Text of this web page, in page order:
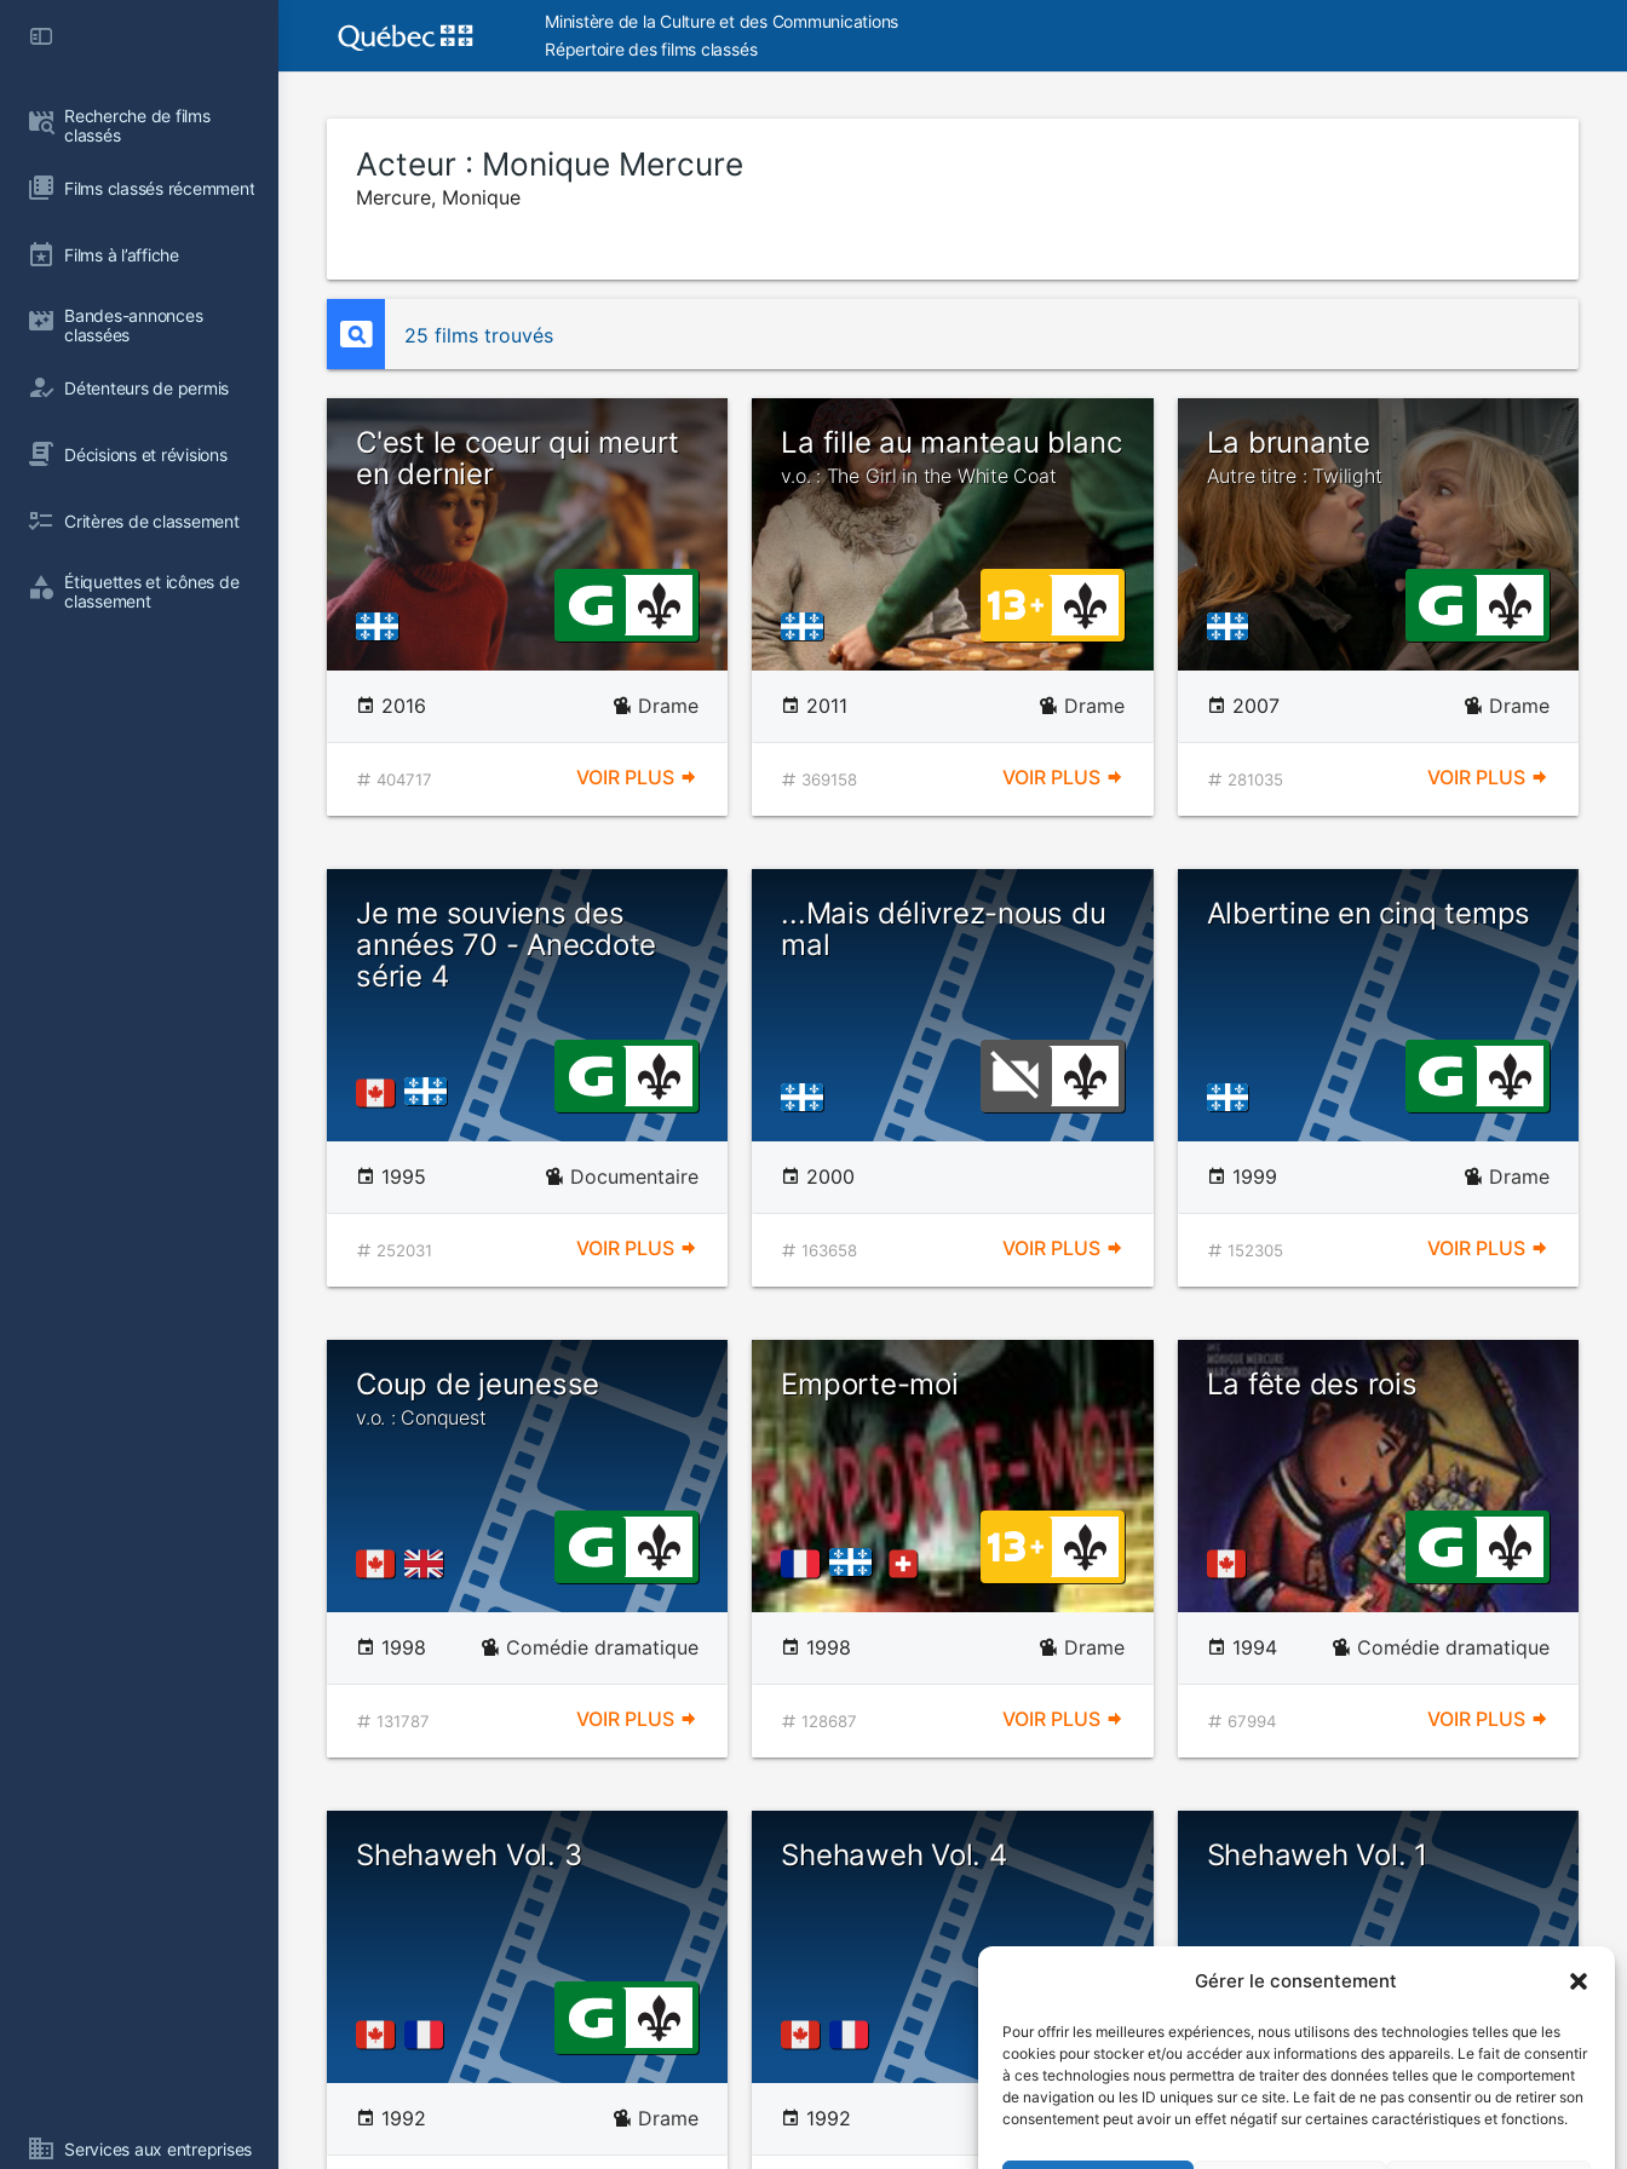
Gérer le consentement
Pour offrir les meilleures expériences, nous utilisons des technologies telles que les
cookies pour stocker et/ou accéder aux informations des appareils. Le fait de consentir
à ces technologies nous permettra de traiter des données telles que le comportement
de navigation ou les ID uniques sur ce site. Le fait de ne pas consentir ou de retirer son
consentement peut avoir un effet négatif sur certaines caractéristiques et fonctions.
Recherche de films
classés
Films classés récemment
Films à l’affiche
Bandes-annonces
classées
Détenteurs de permis
Décisions et révisions
Critères de classement
Étiquettes et icônes de
classement
Services aux entreprises
Ministère de la Culture et des Communications
Répertoire des films classés
Acteur : Monique Mercure
Mercure, Monique
25 films trouvés
C'est le coeur qui meurt
en dernier
2016 Drame
404717 VOIR PLUS
La fille au manteau blanc
v.o. : The Girl in the White Coat
2011 Drame
369158 VOIR PLUS
La brunante
Autre titre : Twilight
2007 Drame
281035 VOIR PLUS
Je me souviens des
années 70 - Anecdote
série 4
1995 Documentaire
252031 VOIR PLUS
...Mais délivrez-nous du
mal
2000
163658 VOIR PLUS
Albertine en cinq temps
1999 Drame
152305 VOIR PLUS
Coup de jeunesse
v.o. : Conquest
1998 Comédie dramatique
131787 VOIR PLUS
Emporte-moi
1998 Drame
128687 VOIR PLUS
La fête des rois
1994 Comédie dramatique
67994 VOIR PLUS
Shehaweh Vol. 3
1992 Drame
Shehaweh Vol. 4
1992 Drame
Shehaweh Vol. 1
1992 Drame